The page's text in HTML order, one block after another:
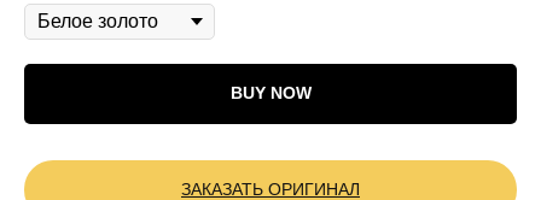
BUY NOW
ЗАКАЗАТЬ ОРИГИНАЛ